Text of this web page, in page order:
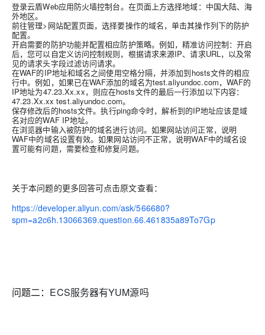
登录云盾Web应用防火墙控制台。在页面上方选择地域：中国大陆、海
外地区。
前往管理>网站配置页面，选择要操作的域名，单击其操作列下的防护
配置。
开启需要的防护功能并配置相应防护策略。例如，精准访问控制：开启
后，您可以自定义访问控制规则，根据请求来源IP、请求URL，以及常
见的请求头字段过滤访问请求。
在WAF的IP地址和域名之间使用空格分隔，并添加到hosts文件的相应
行中。例如，如果已在WAF添加的域名为test.aliyundoc.com，WAF的
IP地址为47.23.Xx.xx，则应在hosts文件的最后一行添加以下内容：
47.23.Xx.xx test.aliyundoc.com。
保存修改后的hosts文件。执行ping命令时，解析到的IP地址应该是域
名对应的WAF IP地址。
在浏览器中输入被防护的域名进行访问。如果网站访问正常，说明
WAF中的域名设置有效。如果网站访问不正常，说明WAF中的域名设
置可能有问题，需要检查和修复问题。
关于本问题的更多回答可点击原文查看：
https://developer.aliyun.com/ask/566680?
spm=a2c6h.13066369.question.66.461835a89To7Gp
问题二： ECS服务器有YUM源吗